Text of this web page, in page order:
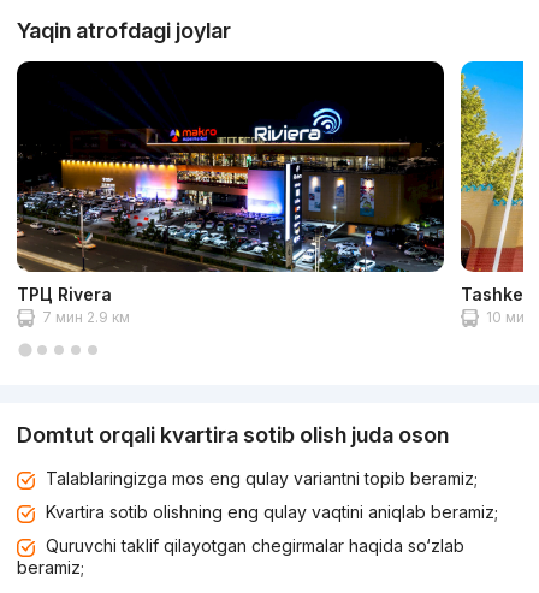
Yaqin atrofdagi joylar
ТРЦ Rivera
7 мин 2.9 км 10 мин
Domtut orqali kvartira sotib olish juda oson
Talablaringizga mos eng qulay variantni topib beramiz;
Kvartira sotib olishning eng qulay vaqtini aniqlab beramiz;
Quruvchi taklif qilayotgan chegirmalar haqida so‘zlab
beramiz;